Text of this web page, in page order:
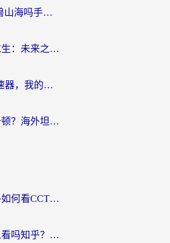
在欧洲能玩天下-异兽山海吗手游？海外玩家的加速器生存指南
在欧洲怎么打绝地求生：未来之役不卡？留学生亲测的加速器避坑指南
人在美国玩BanG加速器，我的延迟终于绿了
海外玩坦克世界总卡顿？海外坦克世界加速器有哪些？实测好用的选择在这里
海外党亲测：在海外如何看CCTV？告别“仅限大陆播放”的实用指南
央视影音在海外可以看吗知乎？留学生亲测：3步解决地域限制+追剧自由